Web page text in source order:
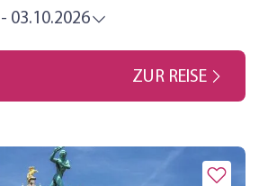
entfernt gelangen Sie zum
03.10.2026
ZUR REISE